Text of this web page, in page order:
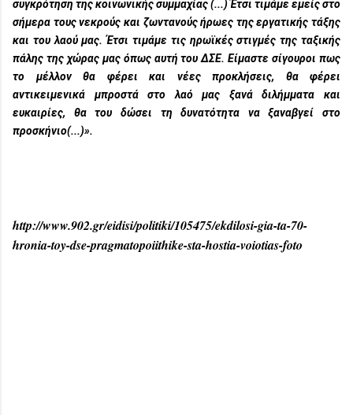
συγκρότηση της κοινωνικής συμμαχίας (...) Έτσι τιμάμε εμείς στο
σήμερα τους νεκρούς και ζωντανούς ήρωες της εργατικής τάξης
και του λαού μας. Έτσι τιμάμε τις ηρωϊκές στιγμές της ταξικής
πάλης της χώρας μας όπως αυτή του ΔΣΕ. Είμαστε σίγουροι πως
το μέλλον θα φέρει και νέες προκλήσεις, θα φέρει
αντικειμενικά μπροστά στο λαό μας ξανά διλήμματα και
ευκαιρίες, θα του δώσει τη δυνατότητα να ξαναβγεί στο
προσκήνιο(...)».
http://www.902.gr/eidisi/politiki/105475/ekdilosi-gia-ta-70-
hronia-toy-dse-pragmatopoiithike-sta-hostia-voiotias-foto